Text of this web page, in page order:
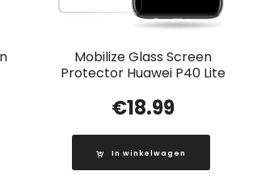
Mobilize Glass Screen
Protector Huawei P40 Lite
€18.99
In winkelwagen